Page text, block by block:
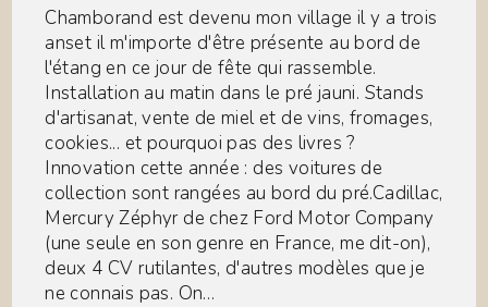
Chamborand est devenu mon village il y a trois
anset il m'importe d'être présente au bord de
l'étang en ce jour de fête qui rassemble.
Installation au matin dans le pré jauni. Stands
d'artisanat, vente de miel et de vins, fromages,
cookies... et pourquoi pas des livres ?
Innovation cette année : des voitures de
collection sont rangées au bord du pré.Cadillac,
Mercury Zéphyr de chez Ford Motor Company
(une seule en son genre en France, me dit-on),
deux 4 CV rutilantes, d'autres modèles que je
ne connais pas. On…